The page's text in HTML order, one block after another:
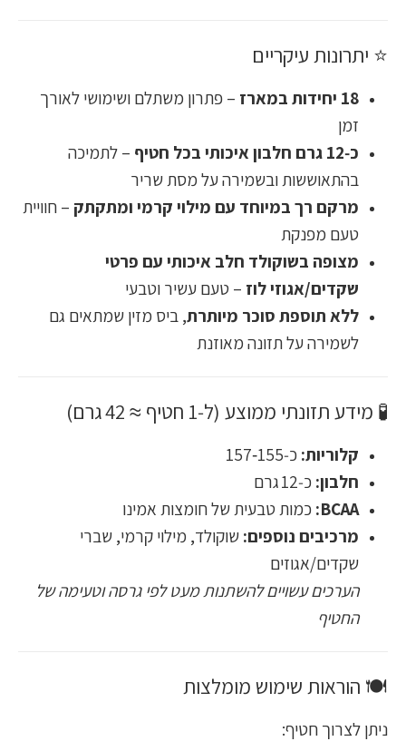
⭐ יתרונות עיקריים
18 יחידות במארז
– פתרון משתלם ושימושי לאורך
זמן
כ‑12 גרם חלבון איכותי בכל חטיף
– לתמיכה
בהתאוששות ובשמירה על מסת שריר
מרקם רך במיוחד עם מילוי קרמי ומתקתק – חוויית
טעם מפנקת
מצופה בשוקולד חלב איכותי עם פרטי
שקדים/אגוזי לוז – טעם עשיר וטבעי
ללא תוספת סוכר מיותרת, ביס מזין שמתאים גם
לשמירה על תזונה מאוזנת
🧪 מידע תזונתי ממוצע (ל‑1 חטיף ≈ 42 גרם)
קלוריות:כ‑155‑157
חלבון:כ‑12 גרם
BCAA: כמות טבעית של חומצות אמינו
מרכיבים נוספים:שוקולד, מילוי קרמי, שברי
שקדים/אגוזים
הערכים עשויים להשתנות מעט לפי גרסה וטעימה של
החטיף
🍽️ הוראות שימוש מומלצות
ניתן לצרוך חטיף: